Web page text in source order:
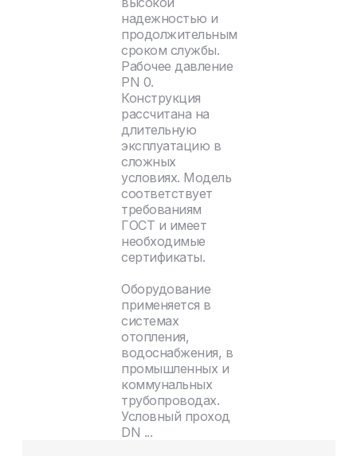
надежностью и
продолжительным
сроком службы.
Рабочее давление
PN 0.
Конструкция
рассчитана на
длительную
эксплуатацию в
сложных
условиях. Модель
соответствует
требованиям
ГОСТ и имеет
необходимые
сертификаты.
Оборудование
применяется в
системах
отопления,
водоснабжения, в
промышленных и
коммунальных
трубопроводах.
Условный проход
DN ...